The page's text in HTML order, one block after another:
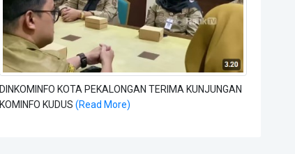
DINKOMINFO KOTA PEKALONGAN TERIMA KUNJUNGAN
KOMINFO KUDUS (Read More)